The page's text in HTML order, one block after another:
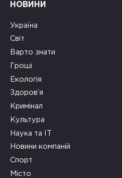
НОВИНИ
Україна
Світ
Варто знати
Гроші
Екологія
Здоров’я
Кримінал
Культура
Наука та ІТ
Новини компаній
Спорт
Місто